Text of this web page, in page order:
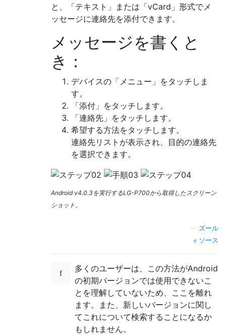
と、「テキスト」または「vCard」形式でメ
ッセージに連絡先を添付できます。
メッセージを書くと
き：
デバイスの「メニュー」をタッチしま
す。
「添付」をタッチします。
「連絡先」をタッチします。
希望する方法をタッチします。
連絡先リストが表示され、目的の連絡先
を選択できます。
Android v4.0.3を実行するLG-P700から取得したスクリーン
ショット。
ズール
ソース
多くのユーザーは、この方法がAndroid
の初期バージョンでは使用できないこ
とを理解していないため、ここを離れ
ます。また、新しいバージョンに関し
てこれについて検索することになるか
もしれません。